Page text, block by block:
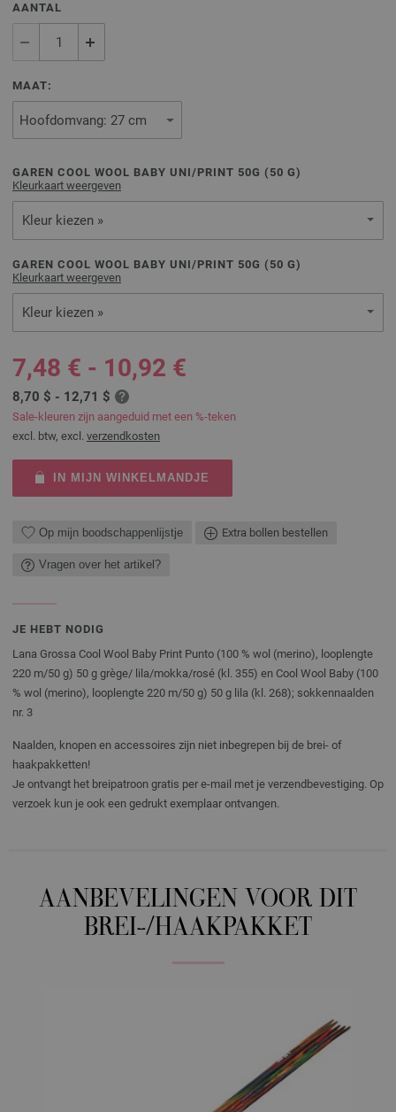
AANTAL
MAAT:
GAREN COOL WOOL BABY UNI/PRINT 50G ( 50 G)
Kleurkaart weergeven
Kleur kiezen »
GAREN COOL WOOL BABY UNI/PRINT 50G ( 50 G)
Kleurkaart weergeven
Kleur kiezen »
7,48 € - 10,92 €
8,70 $ - 12,71 $
Sale-kleuren zijn aangeduid met een %-teken
excl. btw, excl. verzendkosten
IN MIJN WINKELMANDJE
Op mijn boodschappenlijstje Extra bollen bestellen
Vragen over het artikel?
JE HEBT NODIG
Lana Grossa Cool Wool Baby Print Punto (100 % wol (merino), looplengte
220 m/50 g) 50 g grège/ lila/mokka/rosé (kl. 355) en Cool Wool Baby (100
% wol (merino), looplengte 220 m/50 g) 50 g lila (kl. 268); sokkennaalden
nr. 3
Naalden, knopen en accessoires zijn niet inbegrepen bij de brei- of
haakpakketten!
Je ontvangt het breipatroon gratis per e-mail met je verzendbevestiging. Op
verzoek kun je ook een gedrukt exemplaar ontvangen.
AANBEVELINGEN VOOR DIT
BREI-/HAAKPAKKET